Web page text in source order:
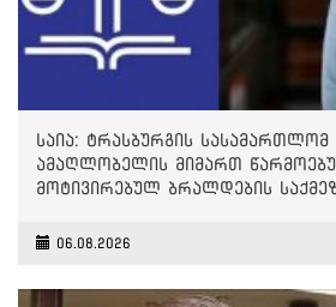
საია: ტრასბურგის სასამართლომ
ამაღლობელის მიმართ
მოტივირებულ ბრალდების
06.08.2026